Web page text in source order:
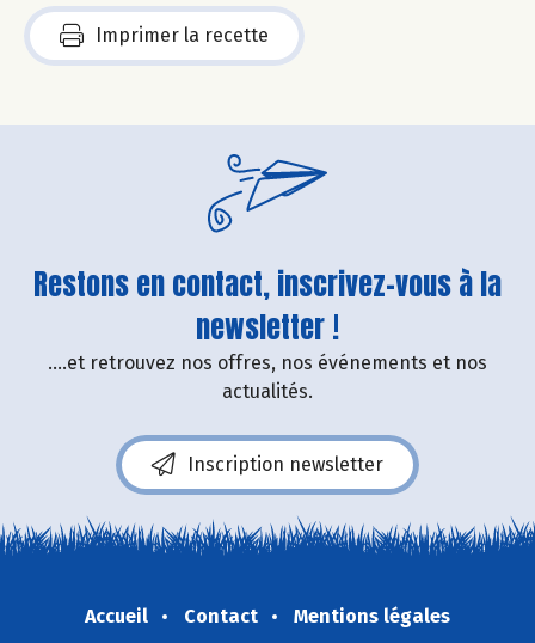
Imprimer la recette
Restons en contact, inscrivez-vous à la
newsletter !
....et retrouvez nos offres, nos événements et nos
actualités.
Inscription newsletter
Accueil Contact
Mentions légales